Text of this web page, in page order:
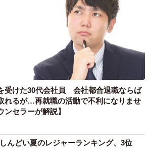
受けた30代会社員 会社都合退職ならば
れるが…再就職の活動で不利になりませ
セラーが解説】
んどい夏のレジャーランキング、3位